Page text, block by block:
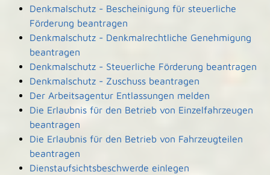
Denkmalschutz - Bescheinigung für steuerliche
Förderung beantragen
Denkmalschutz - Denkmalrechtliche Genehmigung
beantragen
Denkmalschutz - Steuerliche Förderung beantragen
Denkmalschutz - Zuschuss beantragen
Der Arbeitsagentur Entlassungen melden
Die Erlaubnis für den Betrieb von Einzelfahrzeugen
beantragen
Die Erlaubnis für den Betrieb von Fahrzeugteilen
beantragen
Dienstaufsichtsbeschwerde einlegen